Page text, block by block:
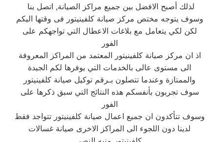
وسوف يتوجه مختص مركز صيانة كلفينيتور فى وقتها اليكم
لكن لكي يتعامل مع بلاغات الاعطال التي تواجهكم على
الفور
اذ ان مركز صيانة كلفينيتور المعتمد من المراكز المعروفة
الى مستوى عالى بالخدمات التي يوفرها لكم الجيدة
والممتازة وعندما تتصلون بـرقم توكيل صيانة كلفينيتور
سوف تجربون بأنفسكم هذه النتائج التي سبق ذكرها على
الفور
وسوف تتأكدون ان جميع اعمال صيانة كلفينيتور تتواجد فقط
لدينا دون اللجوء الى المراكز الاخرى صيانة غسالات